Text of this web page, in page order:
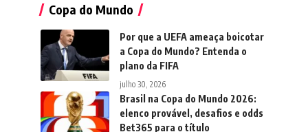
Copa do Mundo
Por que a UEFA ameaça boicotar
a Copa do Mundo? Entenda o
plano da FIFA
julho 30, 2026
Brasil na Copa do Mundo 2026:
elenco provável, desafios e odds
Bet365 para o título